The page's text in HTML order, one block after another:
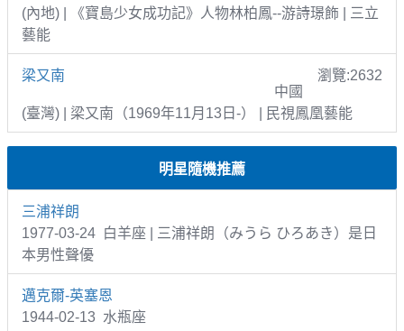
(內地) | 《寶島少女成功記》人物林柏鳳--游詩璟飾 | 三立
藝能
梁又南
瀏覽:2632
中國
(臺灣) | 梁又南（1969年11月13日-） | 民視鳳凰藝能
明星隨機推薦
三浦祥朗
1977-03-24 白羊座 | 三浦祥朗（みうら ひろあき）是日
本男性聲優
邁克爾-英塞恩
1944-02-13 水瓶座